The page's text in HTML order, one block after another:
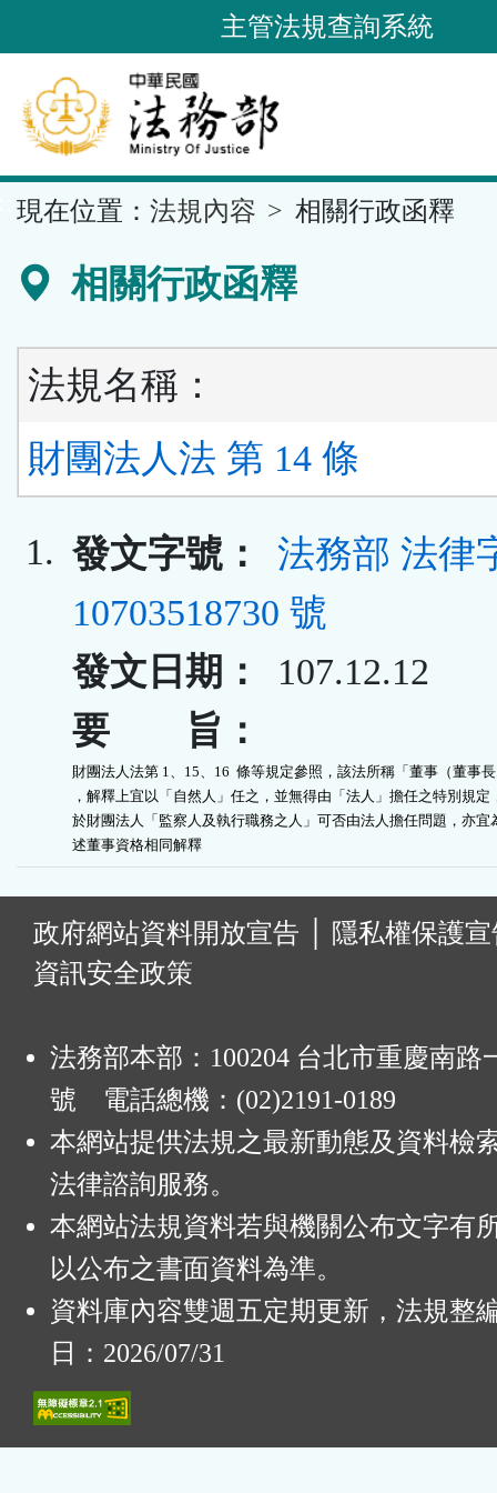
到
要
內
容
區
主管法規查詢系統
現在位置： 法規內容 相關行政函釋
相關行政函釋
法規名稱：
財團法人法 第 14 條
1. 發文字號：
法務部 法律
10703518730 號
發文日期：
107.12.12
要 旨：
財團法人法第 1、15、16  條等規定參照，該法所稱「董事（董事
，解釋上宜以「自然人」任之，並無得由「法人」擔任之特別規定
於財團法人「監察人及執行職務之人」可否由法人擔任問題，亦宜
述董事資格相同解釋
政府網站資料開放宣告
隱私權保護
資訊安全政策
法務部本部：100204 台北市重慶南路
號 電話總機：(02)2191-0189
本網站提供法規之最新動態及資料檢
法律諮詢服務。
本網站法規資料若與機關公布文字有
以公布之書面資料為準。
資料庫內容雙週五定期更新，法規整
日：2026/07/31